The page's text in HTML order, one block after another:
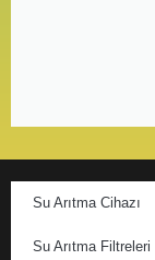
Su Arıtma Cihazı
Su Arıtma Filtreleri